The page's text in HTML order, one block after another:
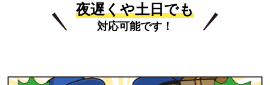
夜遅くや土日でも
対応可能です！